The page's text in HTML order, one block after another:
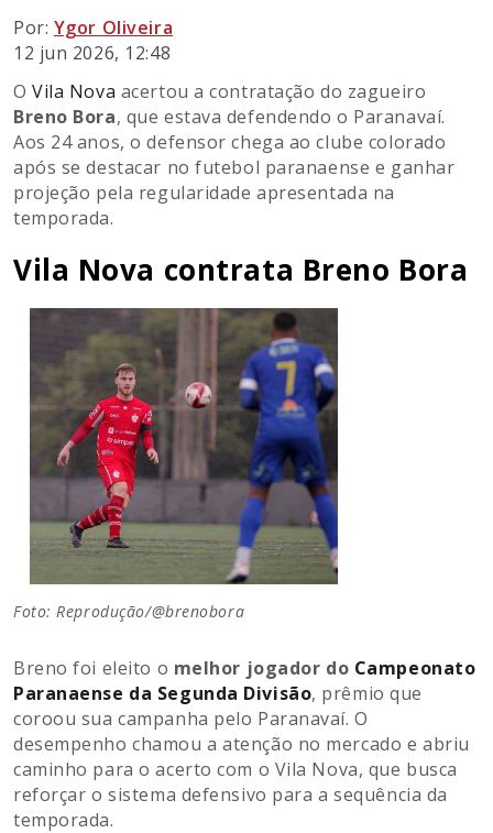
Por: Ygor Oliveira
12 jun 2026, 12:48
OVila Nova acertou a contratação do zagueiro
Breno Bora, que estava defendendo o Paranavaí.
Aos 24 anos, o defensor chega ao clube colorado
após se destacar no futebol paranaense e ganhar
projeção pela regularidade apresentada na
temporada.
Vila Nova contrata Breno Bora
Foto: Reprodução/@brenobora
Breno foi eleito o melhor jogador do Campeonato
Paranaense da Segunda Divisão, prêmio que
coroou sua campanha pelo Paranavaí. O
desempenho chamou a atenção no mercado e abriu
caminho para o acerto com o Vila Nova, que busca
reforçar o sistema defensivo para a sequência da
temporada.